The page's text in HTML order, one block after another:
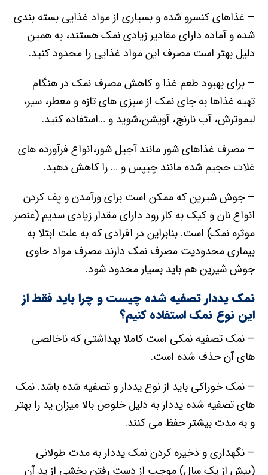
– غذاهای کنسرو شده و بسیاری از مواد غذایی بسته بندی
شده و آماده دارای مقادیر زیادی نمک هستند، به همین
دلیل بهتر است مصرف این مواد غذایی را محدود کنید.
– برای بهبود طعم غذا و کاهش مصرف نمک در هنگام
تهیه غذاها به جای نمک از سبزی های تازه و معطر، سیر،
لیموترش، آب نارنج، آویشن،شوید و …استفاده کنید.
– مصرف غذاهای شور مانند آجیل شور،انواع فرآورده های
غلات حجیم شده مانند چیپس و … را کاهش دهید.
– جوش شیرین که ممکن است برای ورآمدن و پف کردن
انواع نان و کیک به کار رود دارای مقدار زیادی سدیم (عنصر
موثره نمک) است. بنابراین در افرادی که به علت ابتلا به
بیماری محدودیت مصرف نمک دارند مصرف مواد حاوی
جوش شیرین هم باید بسیار محدود شود.
نمک یددار تصفیه شده چیست و چرا باید فقط از
این نوع نمک استفاده کنیم؟
– نمک تصفیه نمکی است کاملا بهداشتی که ناخالصی
های آن حذف شده است.
– نمک خوراکی باید از نوع یددار و تصفیه شده باشد. نمک
های تصفیه شده یددار به دلیل خلوص بالا میزان ید را بهتر
و به مدت بیشتر حفظ می کنند.
– نگهداری و ذخیره کردن نمک یددار به مدت طولانی
(بیش از یک سال) موجب از دست رفتن بخشی از ید آن